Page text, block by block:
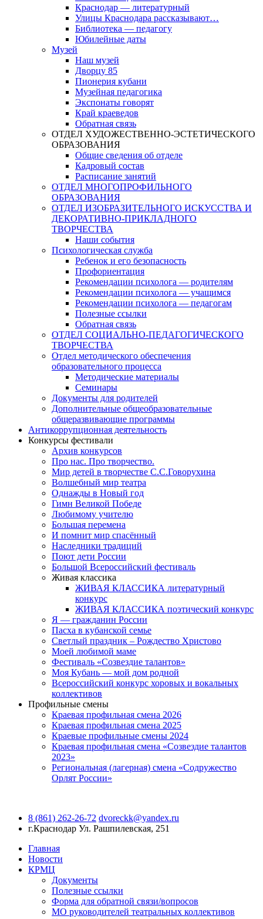
Краснодар — литературный
Улицы Краснодара рассказывают…
Библиотека — педагогу
Юбилейные даты
Музей
Наш музей
Дворцу 85
Пионерия кубани
Музейная педагогика
Экспонаты говорят
Край краеведов
Обратная связь
ОТДЕЛ ХУДОЖЕСТВЕННО-ЭСТЕТИЧЕСКОГО
ОБРАЗОВАНИЯ
Общие сведения об отделе
Кадровый состав
Расписание занятий
ОТДЕЛ МНОГОПРОФИЛЬНОГО
ОБРАЗОВАНИЯ
ОТДЕЛ ИЗОБРАЗИТЕЛЬНОГО ИСКУССТВА И
ДЕКОРАТИВНО-ПРИКЛАДНОГО
ТВОРЧЕСТВА
Наши события
Психологическая служба
Ребенок и его безопасность
Профориентация
Рекомендации психолога — родителям
Рекомендации психолога — учащимся
Рекомендации психолога — педагогам
Полезные ссылки
Обратная связь
ОТДЕЛ СОЦИАЛЬНО-ПЕДАГОГИЧЕСКОГО
ТВОРЧЕСТВА
Отдел методического обеспечения
образовательного процесса
Методические материалы
Семинары
Документы для родителей
Дополнительные общеобразовательные
общеразвивающие программы
Антикоррупционная деятельность
Конкурсы фестивали
Архив конкурсов
Про нас. Про творчество.
Мир детей в творчестве С.С.Говорухина
Волшебный мир театра
Однажды в Новый год
Гимн Великой Победе
Любимому учителю
Большая перемена
И помнит мир спасённый
Наследники традиций
Поют дети России
Большой Всероссийский фестиваль
Живая классика
ЖИВАЯ КЛАССИКА литературный
конкурс
ЖИВАЯ КЛАССИКА поэтический конкурс
Я — гражданин России
Пасха в кубанской семье
Светлый праздник – Рождество Христово
Моей любимой маме
Фестиваль «Созвездие талантов»
Моя Кубань — мой дом родной
Всероссийский конкурс хоровых и вокальных
коллективов
Профильные смены
Краевая профильная смена 2026
Краевая профильная смена 2025
Краевые профильные смены 2024
Краевая профильная смена «Созвездие талантов
2023»
Региональная (лагерная) смена «Содружество
Орлят России»
8 (861) 262-26-72 dvoreckk@yandex.ru
г.Краснодар Ул. Рашпилевская, 251
Главная
Новости
КРМЦ
Документы
Полезные ссылки
Форма для обратной связи/вопросов
МО руководителей театральных коллективов